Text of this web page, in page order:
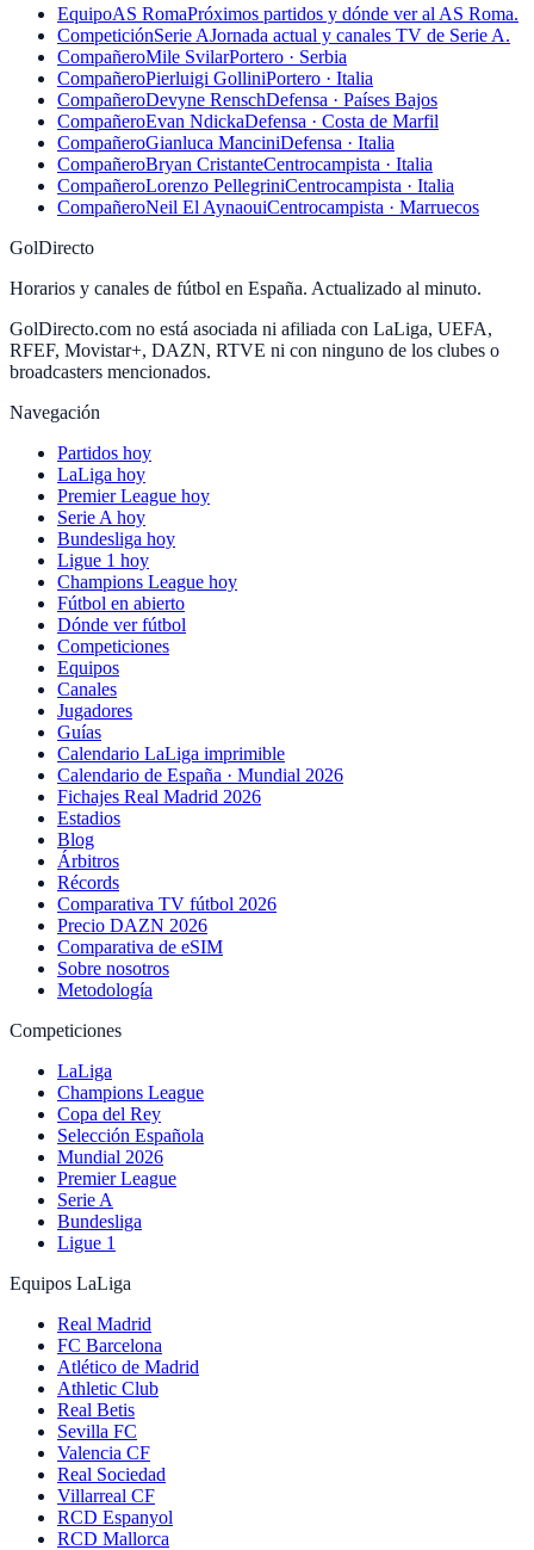
EquipoAS RomaPróximos partidos y dónde ver al AS Roma.
CompeticiónSerie AJornada actual y canales TV de Serie A.
CompañeroMile SvilarPortero · Serbia
CompañeroPierluigi GolliniPortero · Italia
CompañeroDevyne RenschDefensa · Países Bajos
CompañeroEvan NdickaDefensa · Costa de Marfil
CompañeroGianluca ManciniDefensa · Italia
CompañeroBryan CristanteCentrocampista · Italia
CompañeroLorenzo PellegriniCentrocampista · Italia
CompañeroNeil El AynaouiCentrocampista · Marruecos
GolDirecto
Horarios y canales de fútbol en España. Actualizado al minuto.
GolDirecto.com no está asociada ni afiliada con LaLiga, UEFA,
RFEF, Movistar+, DAZN, RTVE ni con ninguno de los clubes o
broadcasters mencionados.
Navegación
Partidos hoy
LaLiga hoy
Premier League hoy
Serie A hoy
Bundesliga hoy
Ligue 1 hoy
Champions League hoy
Fútbol en abierto
Dónde ver fútbol
Competiciones
Equipos
Canales
Jugadores
Guías
Calendario LaLiga imprimible
Calendario de España · Mundial 2026
Fichajes Real Madrid 2026
Estadios
Blog
Árbitros
Récords
Comparativa TV fútbol 2026
Precio DAZN 2026
Comparativa de eSIM
Sobre nosotros
Metodología
Competiciones
LaLiga
Champions League
Copa del Rey
Selección Española
Mundial 2026
Premier League
Serie A
Bundesliga
Ligue 1
Equipos LaLiga
Real Madrid
FC Barcelona
Atlético de Madrid
Athletic Club
Real Betis
Sevilla FC
Valencia CF
Real Sociedad
Villarreal CF
RCD Espanyol
RCD Mallorca